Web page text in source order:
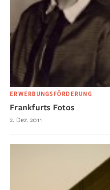
ERWERBUNGSFÖRDERUNG
Frankfurts Fotos
2. Dez. 2011